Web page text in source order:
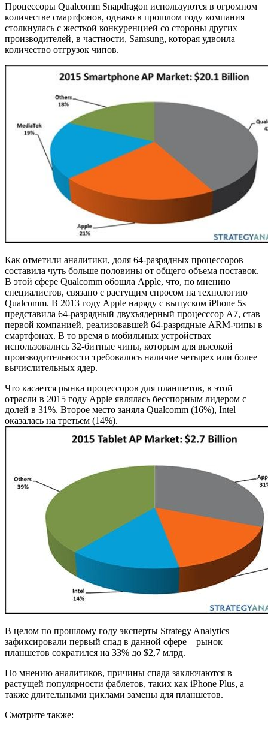
Процессоры Qualcomm Snapdragon используются в огромном
количестве смартфонов, однако в прошлом году компания
столкнулась с жесткой конкуренцией со стороны других
производителей, в частности, Samsung, которая удвоила
количество отгрузок чипов.
Как отметили аналитики, доля 64-разрядных процессоров
составила чуть больше половины от общего объема поставок.
В этой сфере Qualcomm обошла Apple, что, по мнению
специалистов, связано с растущим спросом на технологию
Qualcomm. В 2013 году Apple наряду с выпуском iPhone 5s
представила 64-разрядный двухъядерный процесссор A7, став
первой компанией, реализовавшей 64-разрядные ARM-чипы в
смартфонах. В то время в мобильных устройствах
использовались 32-битные чипы, которым для высокой
производительности требовалось наличие четырех или более
вычислительных ядер.
Что касается рынка процессоров для планшетов, в этой
отрасли в 2015 году Apple являлась бесспорным лидером с
долей в 31%. Второе место заняла Qualcomm (16%), Intel
оказалась на третьем (14%).
В целом по прошлому году эксперты Strategy Analytics
зафиксировали первый спад в данной сфере – рынок
планшетов сократился на 33% до $2,7 млрд.
По мнению аналитиков, причины спада заключаются в
растущей популярности фаблетов, таких как iPhone Plus, а
также длительными циклами замены для планшетов.
Смотрите также: